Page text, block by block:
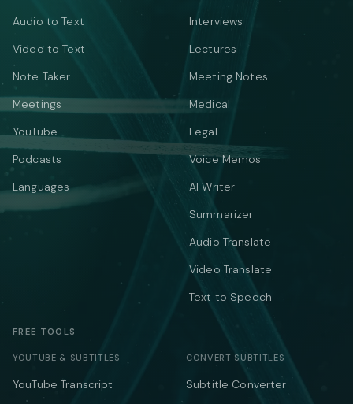
Audio to Text
Video to Text
Note Taker
Meetings
YouTube
Podcasts
Languages
Interviews
Lectures
Meeting Notes
Medical
Legal
Voice Memos
AI Writer
Summarizer
Audio Translate
Video Translate
Text to Speech
FREE TOOLS
YOUTUBE & SUBTITLES
YouTube Transcript
CONVERT SUBTITLES
Subtitle Converter